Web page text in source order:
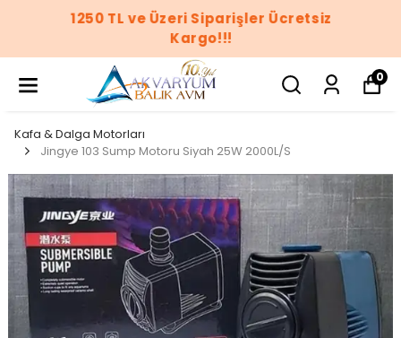
1250 TL ve Üzeri Siparişler Ücretsiz
Kargo!!!
0
Kafa & Dalga Motorları
Jingye 103 Sump Motoru Siyah 25W 2000L/S